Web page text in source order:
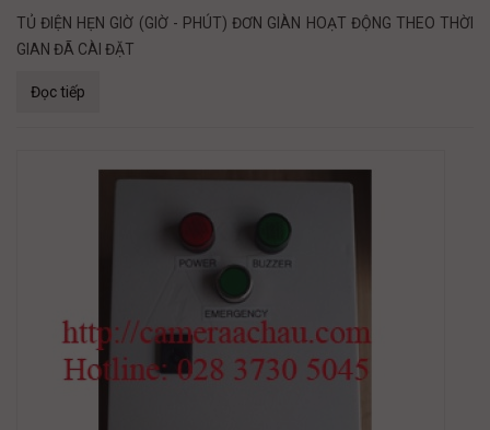
TỦ ĐIỆN HẸN GIỜ (GIỜ - PHÚT) ĐƠN GIÀN HOẠT ĐỘNG THEO THỜI
GIAN ĐÃ CÀI ĐẶT
Đọc tiếp